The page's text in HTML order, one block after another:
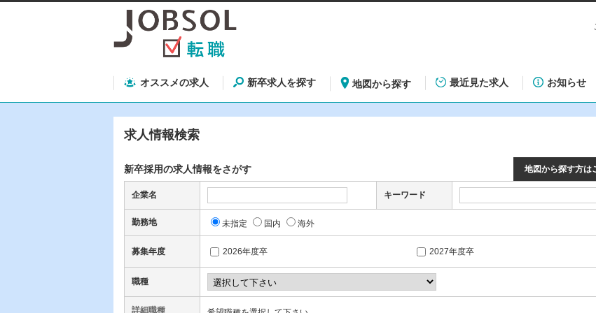
オススメの求人 新卒求人を探す 地図から探す 最近見た求人 お知らせ
求人情報検索
新卒採用の求人情報をさがす 地図から探す方は
企業名 キーワード
勤務地 未指定 国内 海外
募集年度 2026年度卒 2027年度卒
職種
詳細職種